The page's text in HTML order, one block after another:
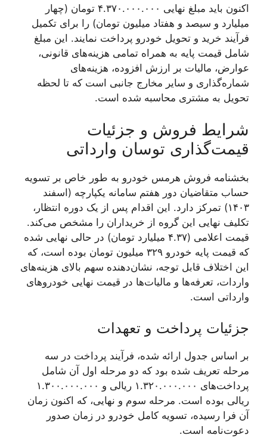
اکنون باید مبلغ نهایی ۴.۳۷۰.۰۰۰.۰۰۰ تومان (چهار
میلیارد و سیصد و هفتاد میلیون تومان) را برای تکمیل
فرآیند خرید و تحویل خودرو پرداخت نمایند. این مبلغ
شامل قیمت پایه به همراه تمامی هزینه‌های قانونی،
عوارض، مالیات بر ارزش افزوده، هزینه‌های
شماره‌گذاری و سایر مخارج جانبی است که تا لحظه
تحویل به مشتری محاسبه شده است.
شرایط فروش و جزئیات
قیمت‌گذاری توسان وارداتی
بخشنامه فروش هرمس خودرو به طور خاص بر تسویه
حساب متقاضیان دور هفتم سامانه یکپارچه (اسفند
۱۴۰۳) تمرکز دارد. این اقدام پس از یک دوره انتظار،
تکلیف نهایی این گروه از خریداران را مشخص می‌کند.
قیمت اعلامی (۴.۳۷ میلیارد تومان) در حالی نهایی شده
که قیمت پایه خودرو ۳۲۹ میلیون تومان بوده است، که
این اختلاف قابل توجه، نشان‌دهنده سهم بالای هزینه‌های
واردات، تعرفه‌ها و مالیات‌ها در قیمت نهایی خودروهای
وارداتی است.
جزئیات پرداخت و تعهدات
بر اساس جدول ارائه شده، فرآیند پرداخت در سه
مرحله تعریف شده بود که دو مرحله اول آن شامل
پرداخت‌های ۱.۳۲۰.۰۰۰.۰۰۰ ریالی و ۱.۳۰۰.۰۰۰.۰۰۰
ریالی بوده است. مرحله سوم و نهایی، که اکنون زمان
آن فرا رسیده، تسویه کامل خودرو در زمان صدور
دعوت‌نامه است.